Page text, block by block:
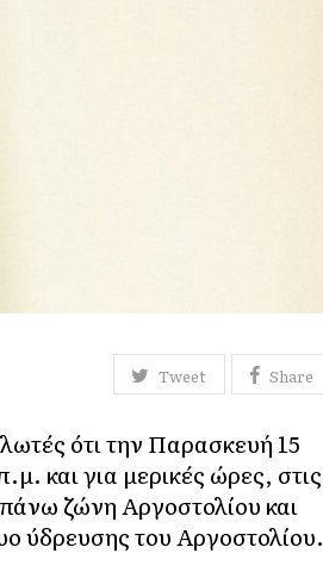
Tweet Share
ότι την Παρασκευή 15
και για μερικές ώρες, στις
ζώνη Αργοστολίου και
ύδρευσης του Αργοστολίου.